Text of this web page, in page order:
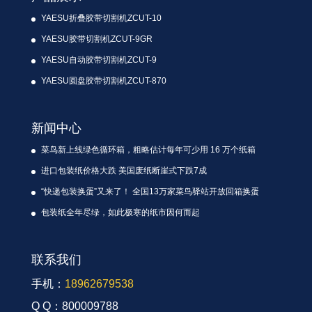
YAESU折叠胶带切割机ZCUT-10
YAESU胶带切割机ZCUT-9GR
YAESU自动胶带切割机ZCUT-9
YAESU圆盘胶带切割机ZCUT-870
新闻中心
菜鸟新上线绿色循环箱，粗略估计每年可少用 16 万个纸箱
进口包装纸价格大跌 美国废纸断崖式下跌7成
“快递包装换蛋”又来了！ 全国13万家菜鸟驿站开放回箱换蛋
包装纸全年尽绿，如此极寒的纸市因何而起
联系我们
手机： 18962679538
Q Q：800009788